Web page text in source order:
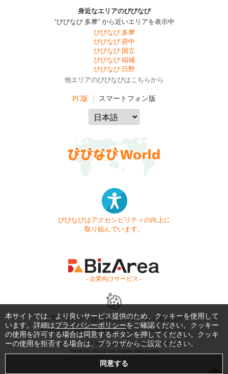
身近なエリアのびびなび
"びびなび 多摩" から近いエリアを表示中
びびなび 多摩
びびなび 府中
びびなび 国立
びびなび 稲城
びびなび 日野
他エリアのびびなびはこちらから
PC版 スマートフォン版
びびなびはアクセシビリティの向上に
取り組んでいます。
- 企業向けサービス -
お問い合わせ はじめてガイド
よくある質問
利用規約
商標・著作権 プライバシーポリシー
Copyright © 1999-2026 Vivid Navigation, Inc. All Rights Reserved.
Server US (42) @ Los Angeles Data Center
本サイトでは、より良いサービス提供のため、クッキーを使用して
います。詳細はプライバシーポリシーをご確認ください。クッキー
の使用を許可する場合は同意するボタンを押してください。クッキ
ーの使用を拒否する場合は、ブラウザからご設定ください。